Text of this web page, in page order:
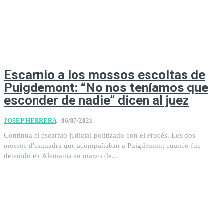
Escarnio a los mossos escoltas de
Puigdemont: “No nos teníamos que
esconder de nadie” dicen al juez
JOSEP HERRERA - 06/07/2021
Continua el escarnio judicial politizado con el Procés. Los dos
mossos d'esquadra que acompañaban a Puigdemont cuando fue
detenido en Alemania en marzo de...